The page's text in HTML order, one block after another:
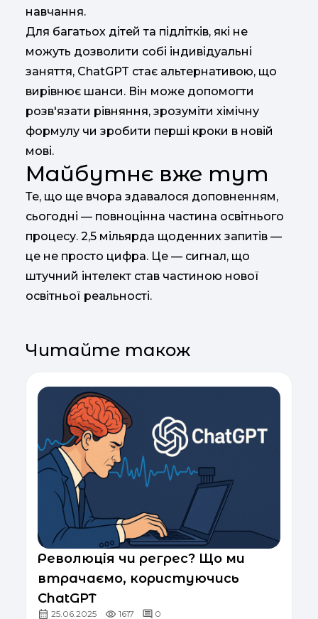
навчання.
Для багатьох дітей та підлітків, які не
можуть дозволити собі індивідуальні
заняття, ChatGPT стає альтернативою, що
вирівнює шанси. Він може допомогти
розв'язати рівняння, зрозуміти хімічну
формулу чи зробити перші кроки в новій
мові.
Майбутнє вже тут
Те, що ще вчора здавалося доповненням,
сьогодні — повноцінна частина освітнього
процесу. 2,5 мільярда щоденних запитів —
це не просто цифра. Це — сигнал, що
штучний інтелект став частиною нової
освітньої реальності.
Читайте також
Революція чи регрес? Що ми
втрачаємо, користуючись
ChatGPT
25.06.2025 1617 0